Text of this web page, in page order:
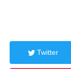
Twitter